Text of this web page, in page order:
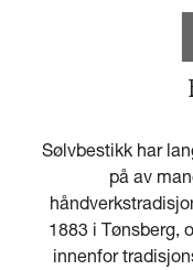
Sølvbestikk har
på av
1883 i Tønsberg,
innenfor